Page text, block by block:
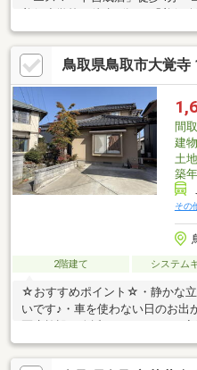
納など収納場所が豊富♪・家族の
階段♪・サンルームがあるので、
♪・和室でゆったりとした時間を
るので、レジャーで使う道具を
♪◆◆──────────◆◆ 物件見
せはお早めに！ TEL【0857-
鳥取県鳥取市大覚寺
間
建
土
築
その
2階建て システム
☆おすすめポイント☆・静かな立
いです♪・車を使わない日のお出
環境♪・敷地・建物ともにゆとり
いです♪・家族が個々の時間を大